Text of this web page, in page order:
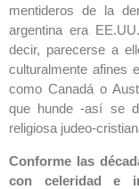
mentideros de la
argentina era
decir, parecerse a
culturalmente afines
como Canadá o
que hunde -así se
religiosa judeo-
Conforme las
con celeridad e